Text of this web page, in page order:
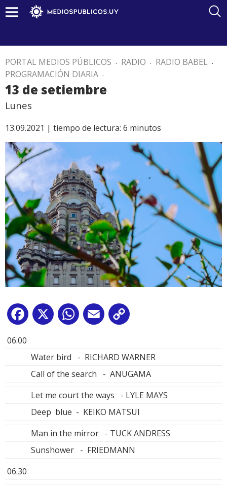
PORTAL MEDIOS PÚBLICOS . RADIO . RADIO BABEL .
PROGRAMACIÓN DIARIA .
13 de setiembre
Lunes
13.09.2021 | tiempo de lectura: 6 minutos
Facebook
X WhatsApp
Email
06.00
Water bird - RICHARD WARNER
Call of the search - ANUGAMA
Let me court the ways - LYLE MAYS
Deep blue - KEIKO MATSUI
Man in the mirror - TUCK ANDRESS
Sunshower - FRIEDMANN
06.30